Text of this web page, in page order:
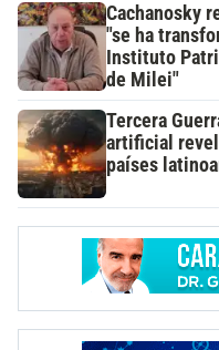
Cachanosky
"se ha
Instituto
de Milei"
Tercera
artificial
países